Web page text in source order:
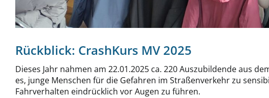
Rückblick: CrashKurs MV 2025
Dieses Jahr nahmen am 22.01.2025 ca. 220 Auszubildende aus
es, junge Menschen für die Gefahren im Straßenverkehr zu
Fahrverhalten eindrücklich vor Augen zu führen.